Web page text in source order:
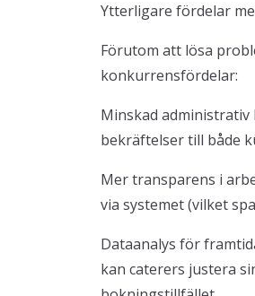
Ytterligare fördelar
Förutom att lösa
konkurrensfördelar:
Minskad
bekräftelser till både
Mer transparens i
via systemet (vilket
Dataanalys för
kan caterers justera